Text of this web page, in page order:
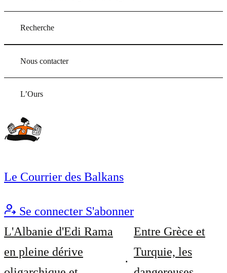
Recherche
Nous contacter
L’Ours
Le Courrier des Balkans
Se connecter S'abonner
L'Albanie d'Edi Rama
en pleine dérive
Entre Grèce et
Turquie, les